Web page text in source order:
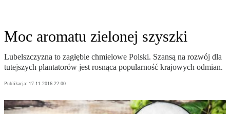
Moc aromatu zielonej szyszki
Lubelszczyzna to zagłębie chmielowe Polski. Szansą na rozwój dla
tutejszych plantatorów jest rosnąca popularność krajowych odmian.
Publikacja: 17.11.2016 22:00